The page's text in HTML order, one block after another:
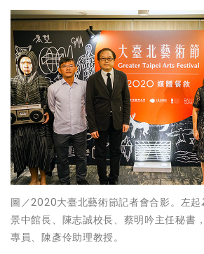
圖／2020大臺北藝術節記者會合影。左
景中館長、陳志誠校長、蔡明吟主任秘書
專員、陳彥伶助理教授。